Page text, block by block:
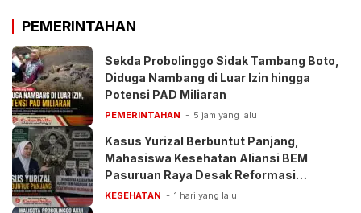
PEMERINTAHAN
Sekda Probolinggo Sidak Tambang Boto,
Diduga Nambang di Luar Izin hingga
Potensi PAD Miliaran
PEMERINTAHAN 5 jam yang lalu
Kasus Yurizal Berbuntut Panjang,
Mahasiswa Kesehatan Aliansi BEM
Pasuruan Raya Desak Reformasi
Pelayanan BPJS
KESEHATAN 1 hari yang lalu